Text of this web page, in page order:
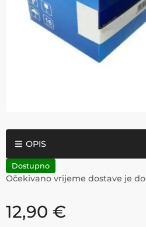
OPIS
Dostupno
Očekivano vrijeme dostave je do
12,90 €